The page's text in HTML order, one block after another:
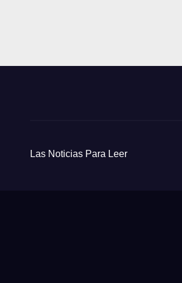
Las Noticias Para Leer